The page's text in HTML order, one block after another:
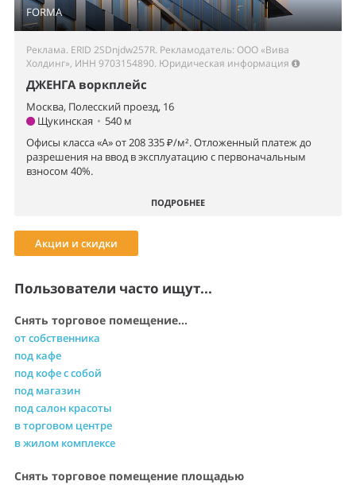
FORMA
Реклама. ERID 2SDnjdw257R. Рекламодатель: ООО «Вива
Холдинг», ИНН 9703154890. Юридическая информация
ДЖЕНГА воркплейс
Москва, Полесский проезд, 16
Щукинская • 540 м
Офисы класса «А» от 208 335 ₽/м². Отложенный платеж до
разрешения на ввод в эксплуатацию с первоначальным
взносом 40%.
ПОДРОБНЕЕ
Акции и скидки
Пользователи часто ищут...
Снять торговое помещение...
от собственника
под кафе
под кофе с собой
под магазин
под салон красоты
в торговом центре
в жилом комплексе
Снять торговое помещение площадью